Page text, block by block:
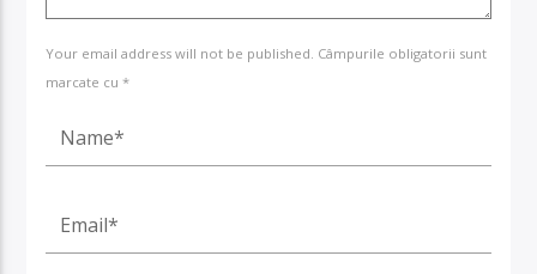
Your email address will not be published. Câmpurile obligatorii sunt
marcate cu *